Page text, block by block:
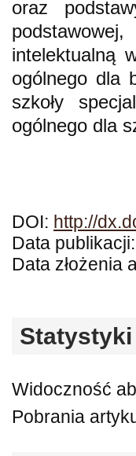
oraz
intelektualną
ogólnego dla
szkoły
ogólnego dla
DOI: http://
Data
Data złożenia
Statystyki
Widoczność
Pobrania